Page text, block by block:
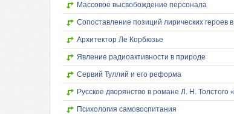
Массовое высвобождение персонала
Сопоставление позиций лирических героев
Архитектор Ле Корбюзье
Явление радиоактивности в природе
Сервий Туллий и его реформа
Русское дворянство в романе Л. Н. Толстого
Психология самовоспитания